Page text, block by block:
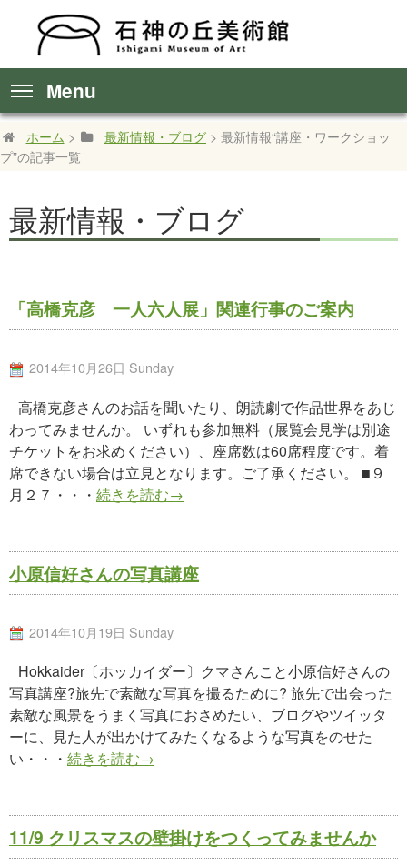
Menu
ホーム > 最新情報・ブログ > 最新情報“講座・ワークショッ
プ”の記事一覧
最新情報・ブログ
「高橋克彦 一人六人展」関連行事のご案内
2014年10月26日 Sunday
高橋克彦さんのお話を聞いたり、朗読劇で作品世界をあじ
わってみませんか。 いずれも参加無料（展覧会見学は別途
チケットをお求めください）、座席数は60席程度です。着
席できない場合は立見となります。ご了承ください。 ■９
月２７・・・ 続きを読む→
小原信好さんの写真講座
2014年10月19日 Sunday
Hokkaider〔ホッカイダー〕クマさんこと小原信好さんの
写真講座?旅先で素敵な写真を撮るために? 旅先で出会った
素敵な風景をうまく写真におさめたい、ブログやツイッタ
ーに、見た人が出かけてみたくなるような写真をのせた
い・・・ 続きを読む→
11/9 クリスマスの壁掛けをつくってみませんか